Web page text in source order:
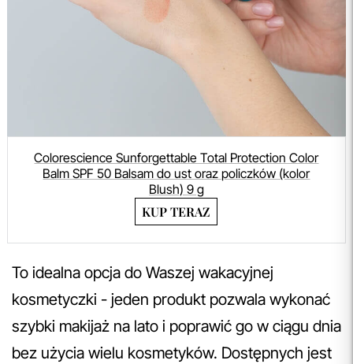
Colorescience Sunforgettable Total Protection Color
Balm SPF 50 Balsam do ust oraz policzków (kolor
Blush) 9 g
KUP TERAZ
To idealna opcja do Waszej wakacyjnej
kosmetyczki - jeden produkt pozwala wykonać
szybki makijaż na lato i poprawić go w ciągu dnia
bez użycia wielu kosmetyków. Dostępnych jest